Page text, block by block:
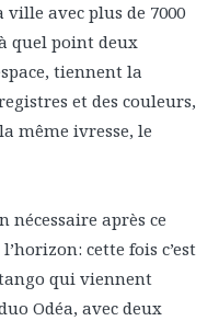
avec plus de 7000
quel point deux
tiennent la
et des couleurs,
même ivresse, le
nécessaire après ce
cette fois c’est
qui viennent
Odéa, avec deux